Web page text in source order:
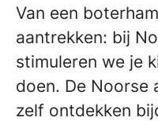
Van een
aantrekken: bij
stimuleren we je
doen. De Noorse
zelf ontdekken